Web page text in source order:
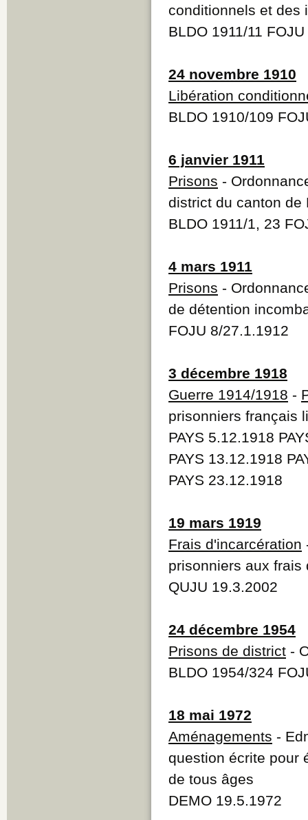
conditionnels et des
BLDO 1911/11
24 novembre 1910
Libération
BLDO 1910/109
6 janvier 1911
Prisons -
district du canton de
BLDO 1911/1, 23
4 mars 1911
Prisons -
de détention
FOJU 8/27.1.1912
3 décembre 1918
Guerre 1914/1918 -
prisonniers français
PAYS 5.12.1918
PAYS 13.12.1918
PAYS 23.12.1918
19 mars 1919
Frais d'incarcération
prisonniers aux frais
QUJU 19.3.2002
24 décembre 1954
Prisons de district -
BLDO 1954/324
18 mai 1972
Aménagements -
question écrite pour
de tous âges
DEMO 19.5.1972